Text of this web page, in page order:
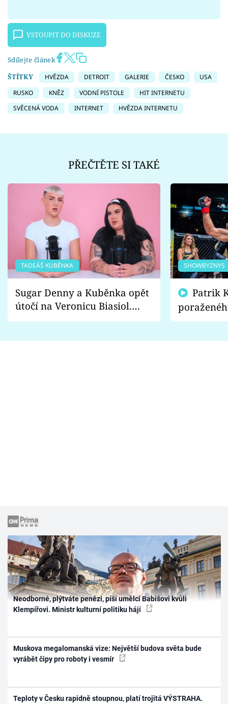
VSTOUPIT DO DISKUZE
Sdílejte článek
ŠTÍTKY
HVĚZDA DETROIT GALERIE ČESKO
USA
RUSKO
KNĚZ VODNÍ PISTOLE
HIT INTERNETU
SVĚCENÁ VODA
INTERNET HVĚZDA INTERNETU
PŘEČTĚTE SI TAKÉ
TADEÁŠ KUBĚNKA
Sugar Denny a Kuběnka opět
útočí na Veronicu Biasiol.
Proč je podle nich falešná a
SHOWBYZNYS
fanoušci
Neodborné, plýtváte penězi, píší umělci Babišovi kvůli
Klempířovi. Ministr kulturní politiku hájí
Muskova megalomanská vize: Největší budova světa bude
vyrábět čipy pro roboty i vesmír
Teploty v Česku rapidně stoupnou, platí trojitá VÝSTRAHA.